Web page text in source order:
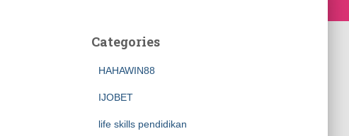
Categories
HAHAWIN88
IJOBET
life skills pendidikan